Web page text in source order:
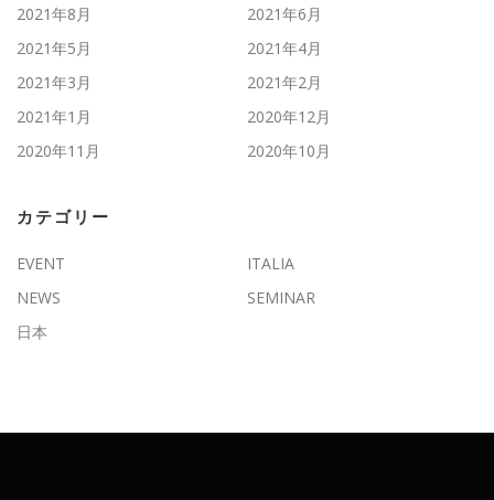
2021年8月
2021年6月
2021年5月
2021年4月
2021年3月
2021年2月
2021年1月
2020年12月
2020年11月
2020年10月
カテゴリー
EVENT
ITALIA
NEWS
SEMINAR
日本